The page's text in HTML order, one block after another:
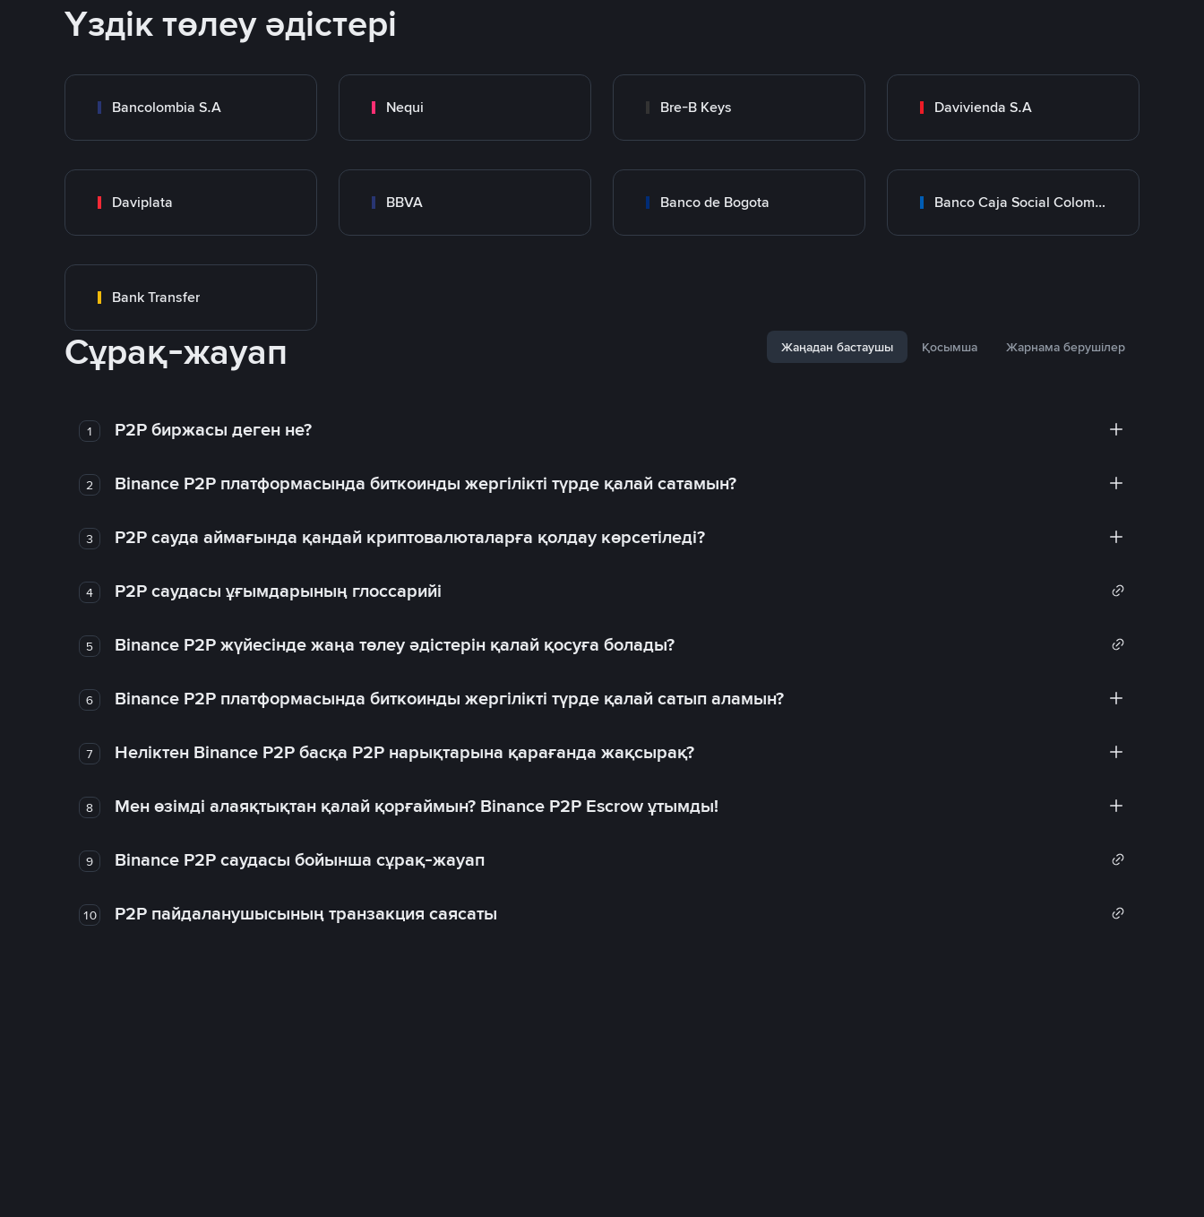
Үздік төлеу әдістері
Bancolombia S.A Nequi Bre-B Keys Davivienda S.A
Daviplata BBVA Banco de Bogota Banco Caja Social Colombia
Bank Transfer
Сұрақ-жауап Жаңадан бастаушы Қосымша Жарнама берушілер
1 P2P биржасы деген не?
2 Binance P2P платформасында биткоинды жергілікті түрде қалай сатамын?
3 P2P сауда аймағында қандай криптовалюталарға қолдау көрсетіледі?
4 P2P саудасы ұғымдарының глоссарийі
5 Binance P2P жүйесінде жаңа төлеу әдістерін қалай қосуға болады?
6 Binance P2P платформасында биткоинды жергілікті түрде қалай сатып аламын?
7 Неліктен Binance P2P басқа P2P нарықтарына қарағанда жақсырақ?
8 Мен өзімді алаяқтықтан қалай қорғаймын? Binance P2P Escrow ұтымды!
9 Binance P2P саудасы бойынша сұрақ-жауап
10 P2P пайдаланушысының транзакция саясаты